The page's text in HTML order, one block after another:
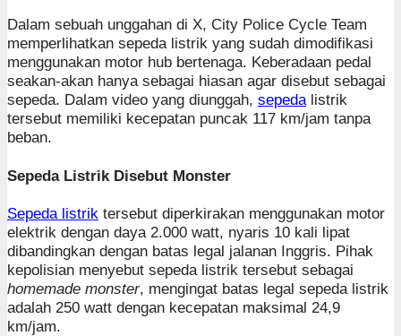
Dalam sebuah unggahan di X, City Police Cycle Team
memperlihatkan sepeda listrik yang sudah dimodifikasi
menggunakan motor hub bertenaga. Keberadaan pedal
seakan-akan hanya sebagai hiasan agar disebut sebagai
sepeda. Dalam video yang diunggah, sepeda listrik
tersebut memiliki kecepatan puncak 117 km/jam tanpa
beban.
Sepeda Listrik Disebut Monster
Sepeda listrik tersebut diperkirakan menggunakan motor
elektrik dengan daya 2.000 watt, nyaris 10 kali lipat
dibandingkan dengan batas legal jalanan Inggris. Pihak
kepolisian menyebut sepeda listrik tersebut sebagai
homemade monster, mengingat batas legal sepeda listrik
adalah 250 watt dengan kecepatan maksimal 24,9
km/jam.